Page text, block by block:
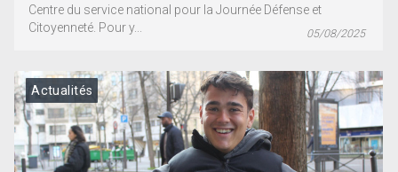
Centre du service national pour la Journée Défense et
Citoyenneté. Pour y...
05/08/2025
Actualités